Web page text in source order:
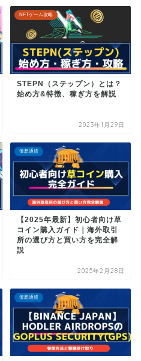
NFTゲーム攻略
STEPN（ステップン）とは？
始め方&特徴、稼ぎ方を解説
2023年1月29日
仮想通貨
【2025年最新】初心者向け草
コイン購入ガイド｜海外取引
所の選び方と買い方を完全解
説
2025年2月28日
仮想通貨